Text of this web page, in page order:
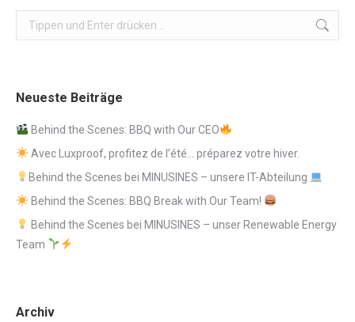
Search:
Neueste Beiträge
Behind the Scenes: BBQ with Our CEO
Avec Luxproof, profitez de l’été… préparez votre hiver.
Behind the Scenes bei MINUSINES – unsere IT-Abteilung
Behind the Scenes: BBQ Break with Our Team!
Behind the Scenes bei MINUSINES – unser Renewable Energy
Team
Archiv